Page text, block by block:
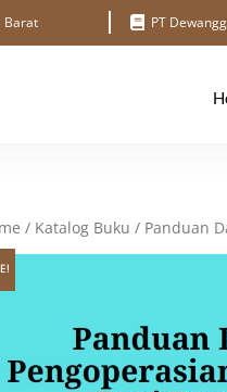
Barat PT
/ Katalog Buku / Panduan